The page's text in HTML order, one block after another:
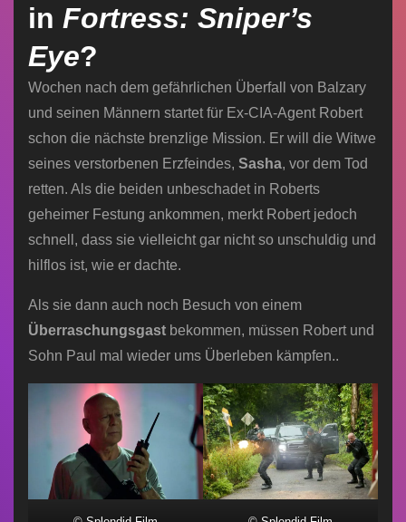
in Fortress: Sniper’s
Eye?
Wochen nach dem gefährlichen Überfall von Balzary
und seinen Männern startet für Ex-CIA-Agent Robert
schon die nächste brenzlige Mission. Er will die Witwe
seines verstorbenen Erzfeindes, Sasha, vor dem Tod
retten. Als die beiden unbeschadet in Roberts
geheimer Festung ankommen, merkt Robert jedoch
schnell, dass sie vielleicht gar nicht so unschuldig und
hilflos ist, wie er dachte.
Als sie dann auch noch Besuch von einem
Überraschungsgast bekommen, müssen Robert und
Sohn Paul mal wieder ums Überleben kämpfen..